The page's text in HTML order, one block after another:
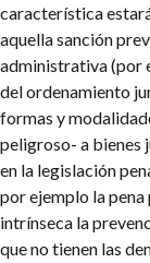
característica
aquella sanción
administrativa (por
del ordenamiento
formas y
peligroso- a bienes
en la legislación
por ejemplo la
intrínseca la
que no tienen las